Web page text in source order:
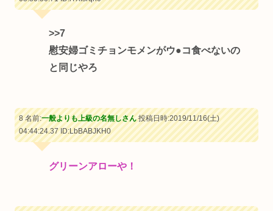
>>7
慰安婦ゴミチョンモメンがウ●コ食べないの
と同じやろ
8 名前:一般よりも上級の名無しさん投稿日時:2019/11/16(土)
04:44:24.37ID:LbBABJKH0
グリーンアローや！